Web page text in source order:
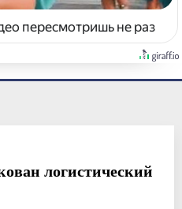
пересмотришь не раз
логистический